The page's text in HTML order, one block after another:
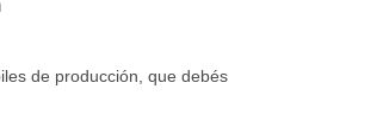
de producción, que debés